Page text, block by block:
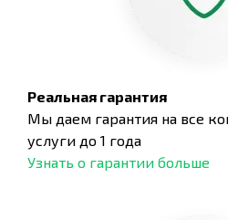
Реальная гарантия
Мы даем гарантия на все
услуги до 1 года
Узнать о гарантии больше